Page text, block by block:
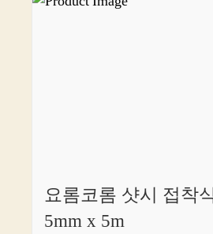
요롬코롬 샷시 접착
5mm x 5m